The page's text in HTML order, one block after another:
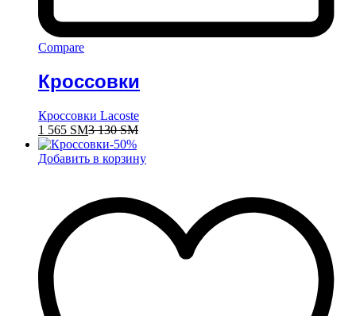
Compare
Кроссовки
Кроссовки Lacoste
1 565 ЅМ3 130ЅМ
-50%
Добавить в корзину